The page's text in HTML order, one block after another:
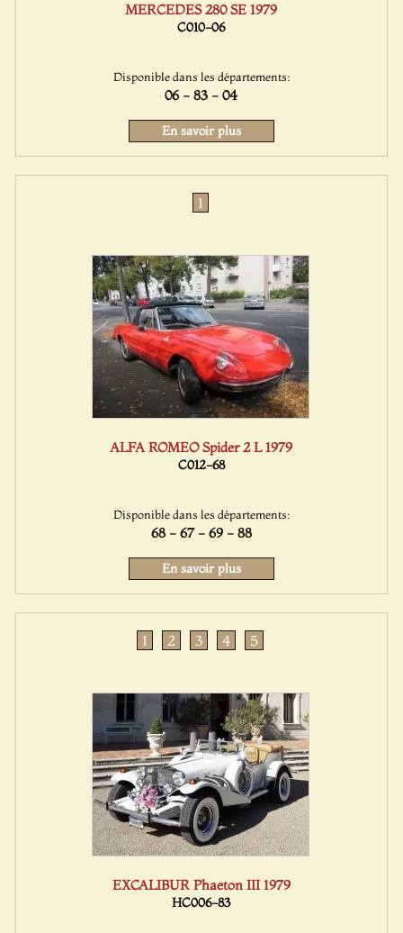
MERCEDES 280 SE 1979
C010-06
Disponible dans les départements:
06 - 83 - 04
En savoir plus
1
ALFA ROMEO Spider 2 L 1979
C012-68
Disponible dans les départements:
68 - 67 - 69 - 88
En savoir plus
1 2 3 4 5
EXCALIBUR Phaeton III 1979
HC006-83